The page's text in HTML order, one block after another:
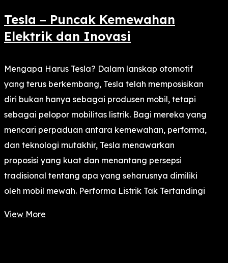
Tesla – Puncak Kemewahan
Elektrik dan Inovasi
Mengapa Harus Tesla? Dalam lanskap otomotif
yang terus berkembang, Tesla telah memposisikan
diri bukan hanya sebagai produsen mobil, tetapi
sebagai pelopor mobilitas listrik. Bagi mereka yang
mencari perpaduan antara kemewahan, performa,
dan teknologi mutakhir, Tesla menawarkan
proposisi yang kuat dan menantang persepsi
tradisional tentang apa yang seharusnya dimiliki
oleh mobil mewah. Performa Listrik Tak Tertandingi
View More